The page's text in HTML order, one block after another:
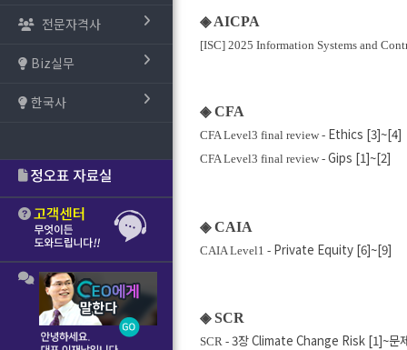
전문자격사
Biz실무
한국사
◈ AICPA
[ISC] 2025 Information Systems and
◈ CFA
CFA Level3 final review - Ethics [3]~[4]
CFA Level3 final review - Gips [1]~[2]
◈ CAIA
CAIA Level1 - Private Equity [6]~[9]
◈ SCR
SCR - 3장 Climate Change Risk [1]~문